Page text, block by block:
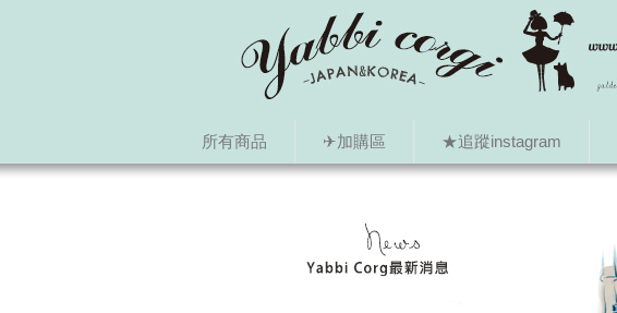
所有商品 ✈加購區 ★追蹤instagram